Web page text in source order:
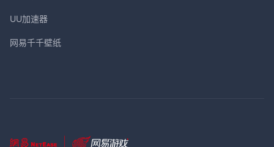
UU加速器
网易千千壁纸